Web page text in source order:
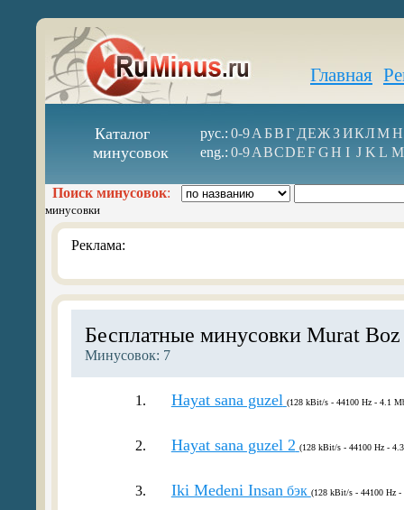
Главная
Каталог
минусовок
рус.: 0-9А БВГ ДЕЖ З ИКЛМН
eng.: 0-9ABCDEFGH I J K L M
Поиск минусовок:
минусовки
Реклама:
Бесплатные минусовки Murat Boz
Минусовок: 7
1. Hayat sana guzel (128 kBit/s - 44100 Hz - 4.1
2. Hayat sana guzel 2 (128 kBit/s - 44100 Hz -
3. Iki Medeni Insan бэк (128 kBit/s - 44100 Hz